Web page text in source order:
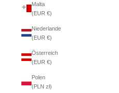
Malta
(EUR €)
Niederlande
(EUR €)
Österreich
(EUR €)
Polen
(PLN zł)